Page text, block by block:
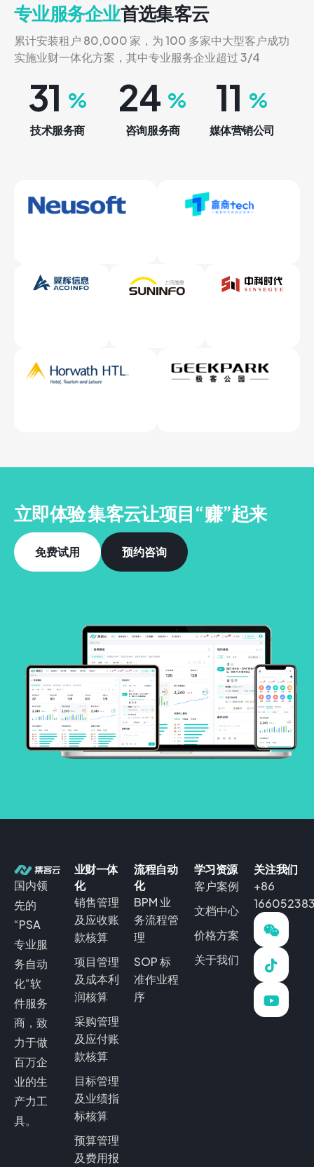
专业服务企业首选集客云
累计安装租户 80,000 家，为 100 多家中大型客户成功
实施业财一体化方案，其中专业服务企业超过 3/4
34 %
技术服务商
26 %
咨询服务商
12 %
媒体营销公司
立即体验 集客云让项目“赚”起来
免费试用 预约咨询
国内领
先的
“PSA
专业服
务自动
化“软
件服务
商，致
力于做
百万企
业的生
产力工
具。
业财一体
化
销售管理
及应收账
款核算
项目管理
及成本利
润核算
采购管理
及应付账
款核算
目标管理
及业绩指
标核算
预算管理
及费用报
流程自动
化
BPM 业
务流程管
理
SOP 标
准作业程
序
学习资源
客户案例
文档中心
价格方案
关于我们
关注我们
+86